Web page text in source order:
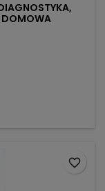
DOMOWA
favorite_border